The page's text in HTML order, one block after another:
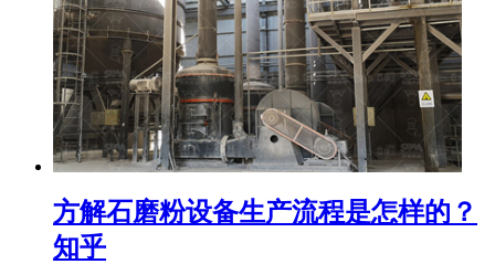
方解石磨粉设备生产流程是怎样的？
知乎